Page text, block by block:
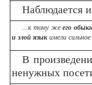
Наблюдается
…к тому жеего
и злой языкимели
В
ненужных